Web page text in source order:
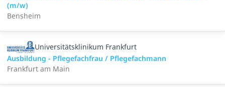
(m/w)
Bensheim
Universitätsklinikum Frankfurt
Ausbildung - Pflegefachfrau / Pflegefachmann
Frankfurt am Main